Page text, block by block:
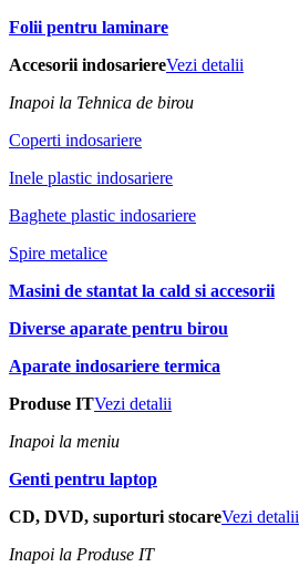
Folii pentru laminare
Accesorii indosariereVezi detalii
Inapoi la Tehnica de birou
Coperti indosariere
Inele plastic indosariere
Baghete plastic indosariere
Spire metalice
Masini de stantat la cald si accesorii
Diverse aparate pentru birou
Aparate indosariere termica
Produse ITVezi detalii
Inapoi la meniu
Genti pentru laptop
CD, DVD, suporturi stocareVezi detalii
Inapoi la Produse IT